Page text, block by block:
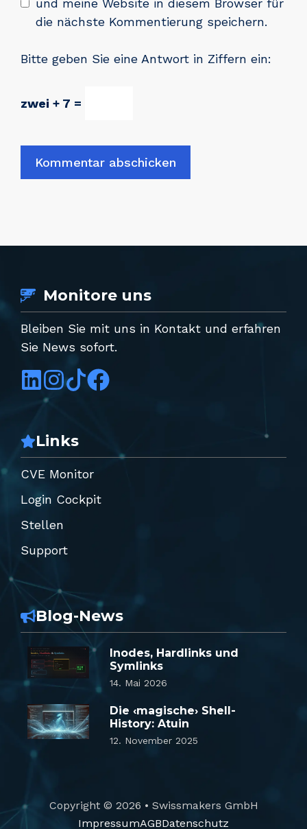
und meine Website in diesem Browser für
die nächste Kommentierung speichern.
Bitte geben Sie eine Antwort in Ziffern ein:
zwei + 7 =
Monitore uns
Bleiben Sie mit uns in Kontakt und erfahren
Sie News sofort.
Links
CVE Monitor
Login Cockpit
Stellen
Support
Blog-News
Inodes, Hardlinks und
Symlinks
14. Mai 2026
Die ‹magische› Shell-
History: Atuin
12. November 2025
Copyright © 2026 • Swissmakers GmbH
ImpressumAGBDatenschutz